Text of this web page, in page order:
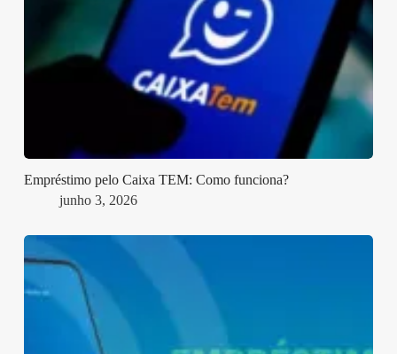
Empréstimo pelo Caixa TEM: Como funciona?
junho 3, 2026